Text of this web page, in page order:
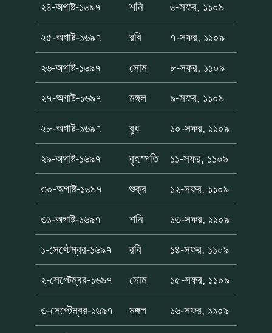
২৪-অগাষ্ট-১৬৯৭ শনি ৬-সফর, ১১০৯
২৫-অগাষ্ট-১৬৯৭ রবি ৭-সফর, ১১০৯
২৬-অগাষ্ট-১৬৯৭ সোম ৮-সফর, ১১০৯
২৭-অগাষ্ট-১৬৯৭ মঙ্গল ৯-সফর, ১১০৯
২৮-অগাষ্ট-১৬৯৭ বুধ ১০-সফর, ১১০৯
২৯-অগাষ্ট-১৬৯৭ বৃহস্পতি ১১-সফর, ১১০৯
৩০-অগাষ্ট-১৬৯৭ শুক্র ১২-সফর, ১১০৯
৩১-অগাষ্ট-১৬৯৭ শনি ১৩-সফর, ১১০৯
১-সেপ্টেম্বর-১৬৯৭ রবি ১৪-সফর, ১১০৯
২-সেপ্টেম্বর-১৬৯৭ সোম ১৫-সফর, ১১০৯
৩-সেপ্টেম্বর-১৬৯৭ মঙ্গল ১৬-সফর, ১১০৯